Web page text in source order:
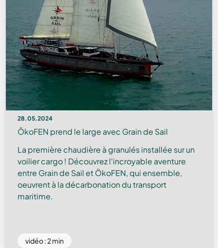
28.05.2024
ÖkoFEN prend le large avec Grain de Sail
La première chaudière à granulés installée sur un
voilier cargo ! Découvrez l'incroyable aventure
entre Grain de Sail et ÖkoFEN, qui ensemble,
oeuvrent à la décarbonation du transport
maritime.
vidéo : 2 min